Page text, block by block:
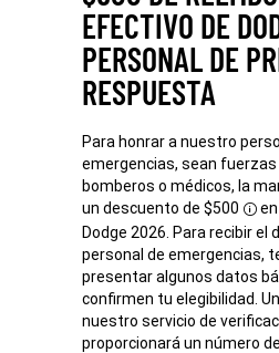
EFECTIVO DE
PERSONAL DE
RESPUESTA
Para honrar a nuestro
emergencias, sean fuerzas
bomberos o médicos, la
un descuento de $500
Dodge 2026. Para recibir el
personal de emergencias,
presentar algunos datos
confirmen tu elegibilidad.
nuestro servicio de
proporcionará un número